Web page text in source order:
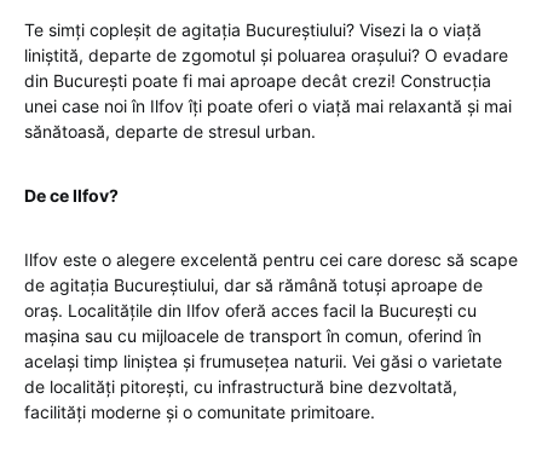
Te simți copleșit de agitația Bucureștiului? Visezi la o viață
liniștită, departe de zgomotul și poluarea orașului? O evadare
din București poate fi mai aproape decât crezi! Construcția
unei case noi în Ilfov îți poate oferi o viață mai relaxantă și mai
sănătoasă, departe de stresul urban.
De ce Ilfov?
Ilfov este o alegere excelentă pentru cei care doresc să scape
de agitația Bucureștiului, dar să rămână totuși aproape de
oraș. Localitățile din Ilfov oferă acces facil la București cu
mașina sau cu mijloacele de transport în comun, oferind în
același timp liniștea și frumusețea naturii. Vei găsi o varietate
de localități pitorești, cu infrastructură bine dezvoltată,
facilități moderne și o comunitate primitoare.